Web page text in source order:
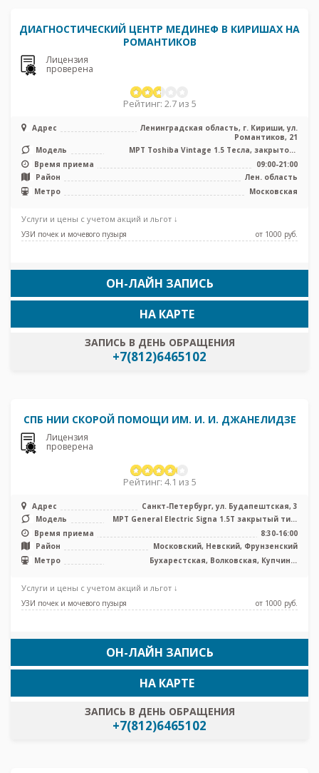
ДИАГНОСТИЧЕСКИЙ ЦЕНТР МЕДИНЕФ В КИРИШАХ НА
РОМАНТИКОВ
Лицензия
проверена
Рейтинг: 2.7 из 5
Адрес
Ленинградская область, г. Кириши, ул.
Романтиков, 21
Модель
МРТ Toshiba Vintage 1.5 Тесла, закрытого
типа, УЗИ
Время приема
09:00-21:00
Район
Лен. область
Метро
Московская
Услуги и цены с учетом акций и льгот ↓
УЗИ почек и мочевого пузыря от 1000 pуб.
ОН-ЛАЙН ЗАПИСЬ
ЗАПИСЬ В ДЕНЬ ОБРАЩЕНИЯ
+7(812)6465102
НА КАРТЕ
СПБ НИИ СКОРОЙ ПОМОЩИ ИМ. И. И. ДЖАНЕЛИДЗЕ
Лицензия
проверена
Рейтинг: 4.1 из 5
Адрес
Санкт-Петербург, ул. Будапештская, 3
Модель
МРТ General Electric Signa 1.5T закрытый тип,
КТ Toshiba G 32 среза, У ...
Время приема
8:30-16:00
Район
Московский, Невский, Фрунзенский
Метро
Бухарестская, Волковская, Купчино,
Услуги и цены с учетом акций и льгот ↓
УЗИ почек и мочевого пузыря от 1000 pуб.
ОН-ЛАЙН ЗАПИСЬ
ЗАПИСЬ В ДЕНЬ ОБРАЩЕНИЯ
+7(812)6465102
НА КАРТЕ